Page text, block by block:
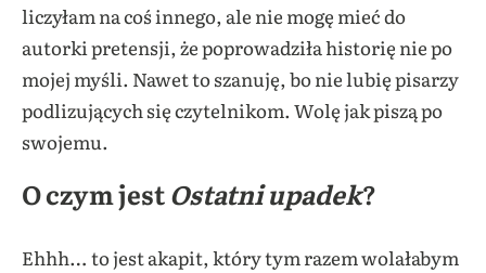
liczyłam na coś innego, ale nie mogę mieć do
autorki pretensji, że poprowadziła historię nie po
mojej myśli. Nawet to szanuję, bo nie lubię pisarzy
podlizujących się czytelnikom. Wolę jak piszą po
swojemu.
O czym jestOstatni upadek?
Ehhh… to jest akapit, który tym razem wolałabym